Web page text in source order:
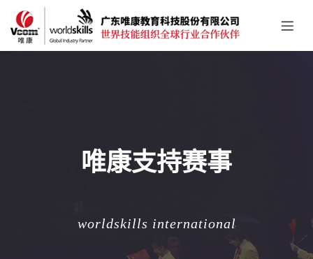
唯康支持赛事
worldskills international